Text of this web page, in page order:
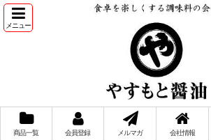
メニュー
商品一覧 会員登録 メルマガ 会社情報